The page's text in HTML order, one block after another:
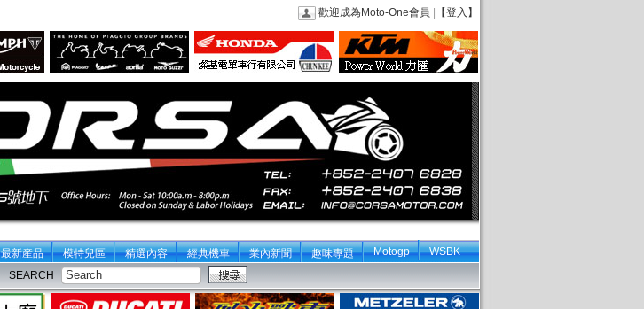
歡迎成為Moto-One會員 【登入】
最新産品 模特兒區 精選內容 經典機車 業內新聞 趣味專題 Motogp WSBK
SEARCH